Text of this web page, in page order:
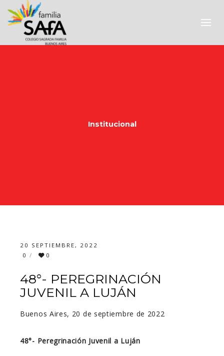
Institucional
20 SEPTIEMBRE, 2022
0
0
48°- PEREGRINACIÓN
JUVENIL A LUJÁN
Buenos Aires, 20 de septiembre de 2022
48°- Peregrinación Juvenil a Luján